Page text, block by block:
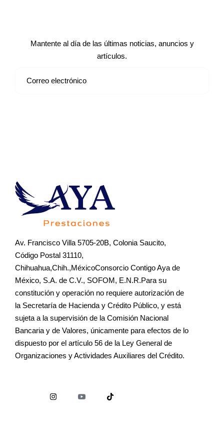
Mantente al día de las últimas noticias, anuncios y
artículos.
Av. Francisco Villa 5705-20B, Colonia Saucito,
Código Postal 31110,
Chihuahua,Chih.,MéxicoConsorcio Contigo Aya de
México, S.A. de C.V., SOFOM, E.N.R.Para su
constitución y operación no requiere autorización de
la Secretaría de Hacienda y Crédito Público, y está
sujeta a la supervisión de la Comisión Nacional
Bancaria y de Valores, únicamente para efectos de lo
dispuesto por el artículo 56 de la Ley General de
Organizaciones y Actividades Auxiliares del Crédito.